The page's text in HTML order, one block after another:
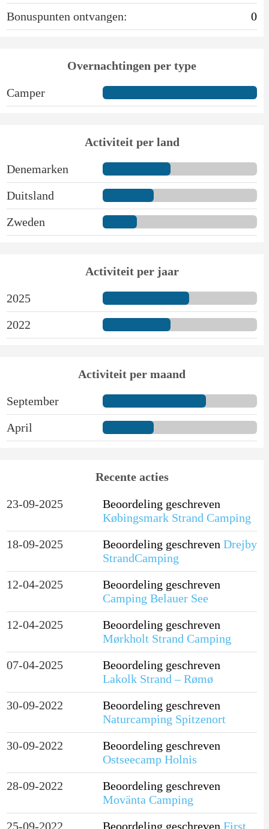
Bonuspunten ontvangen:
0
Overnachtingen per type
Camper
Activiteit per land
Denemarken
Duitsland
Zweden
Activiteit per jaar
2025
2022
Activiteit per maand
September
April
Recente acties
23-09-2025
Beoordeling geschreven
Købingsmark Strand Camping
18-09-2025
Beoordeling geschreven Drejby
StrandCamping
12-04-2025
Beoordeling geschreven
Camping Belauer See
12-04-2025
Beoordeling geschreven
Mørkholt Strand Camping
07-04-2025
Beoordeling geschreven
Lakolk Strand – Rømø
30-09-2022
Beoordeling geschreven
Naturcamping Spitzenort
30-09-2022
Beoordeling geschreven
Ostseecamp Holnis
28-09-2022
Beoordeling geschreven
Movänta Camping
25-09-2022
Beoordeling geschreven First